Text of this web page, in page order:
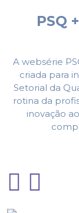
PSQ
A websérie
criada para
Setorial da
rotina da
inovação